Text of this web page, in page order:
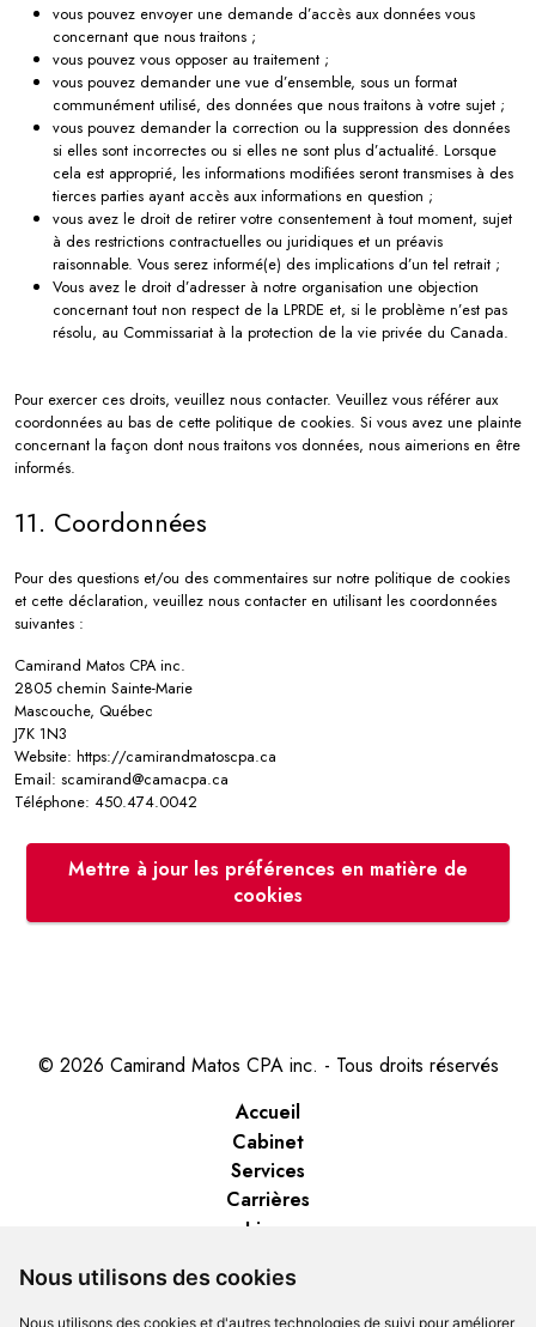
Nous utilisons des cookies
Nous utilisons des cookies et d'autres technologies de suivi pour améliorer
vous pouvez envoyer une demande d’accès aux données vous
concernant que nous traitons ;
vous pouvez vous opposer au traitement ;
vous pouvez demander une vue d’ensemble, sous un format
communément utilisé, des données que nous traitons à votre sujet ;
vous pouvez demander la correction ou la suppression des données
si elles sont incorrectes ou si elles ne sont plus d’actualité. Lorsque
cela est approprié, les informations modifiées seront transmises à des
tierces parties ayant accès aux informations en question ;
vous avez le droit de retirer votre consentement à tout moment, sujet
à des restrictions contractuelles ou juridiques et un préavis
raisonnable. Vous serez informé(e) des implications d’un tel retrait ;
Vous avez le droit d’adresser à notre organisation une objection
concernant tout non respect de la LPRDE et, si le problème n’est pas
résolu, au Commissariat à la protection de la vie privée du Canada.
Pour exercer ces droits, veuillez nous contacter. Veuillez vous référer aux
coordonnées au bas de cette politique de cookies. Si vous avez une plainte
concernant la façon dont nous traitons vos données, nous aimerions en être
informés.
11. Coordonnées
Pour des questions et/ou des commentaires sur notre politique de cookies
et cette déclaration, veuillez nous contacter en utilisant les coordonnées
suivantes :
Camirand Matos CPA inc.
2805 chemin Sainte-Marie
Mascouche, Québec
J7K 1N3
Website: https://camirandmatoscpa.ca
Email: scamirand@camacpa.ca
Téléphone: 450.474.0042
Mettre à jour les préférences en matière de
cookies
© 2026 Camirand Matos CPA inc. - Tous droits réservés
Accueil
Cabinet
Services
Carrières
Liens